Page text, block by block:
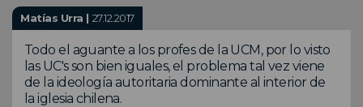
Matías Urra | 27.12.2017
Todo el aguante a los profes de la UCM, por lo visto
las UC's son bien iguales, el problema tal vez viene
de la ideología autoritaria dominante al interior de
la iglesia chilena.